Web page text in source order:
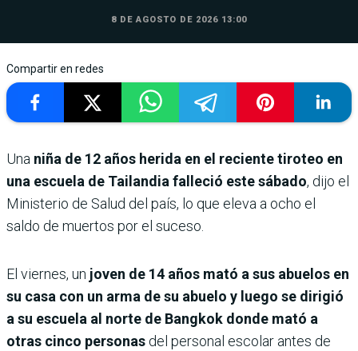
8 DE AGOSTO DE 2026 13:00
Compartir en redes
Una niña de 12 años herida en el reciente tiroteo en
una escuela de Tailandia falleció este sábado, dijo el
Ministerio de Salud del país, lo que eleva a ocho el
saldo de muertos por el suceso.
El viernes, un joven de 14 años mató a sus abuelos en
su casa con un arma de su abuelo y luego se dirigió
a su escuela al norte de Bangkok donde mató a
otras cinco personas del personal escolar antes de